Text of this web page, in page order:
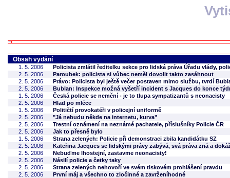
Obsah vydání
1. 5. 2006
Policista zmlátil ředitelku sekce pro lidská práva Úřadu vlády,
2. 5. 2006
Paroubek: policista si vůbec neměl dovolit takto zasáhnout
2. 5. 2006
Právo: Policista byl ještě večer postaven mimo službu, tvrdí
2. 5. 2006
Bublan: Inspekce možná vyšetří incident s Jacques do konce
1. 5. 2006
Česká policie se nemění - je to tlupa sympatizantů s neonacisty
2. 5. 2006
Hlad po mléce
1. 5. 2006
Političtí provokatéři v policejní uniformě
2. 5. 2006
"Já nebudu někde na internetu, kurva"
2. 5. 2006
Trestní oznámení na neznámé pachatele, příslušníky Policie ČR
2. 5. 2006
Jak to přesně bylo
1. 5. 2006
Strana zelených: Policie při demonstraci zbila kandidátku SZ
2. 5. 2006
Kateřina Jacques se lidskými právy zabývá, svá práva zná a
2. 5. 2006
Nebuďme lhostejní, zastavme neonacisty!
2. 5. 2006
Násilí policie a četky taky
2. 5. 2006
Strana zelených nehovoří ve svém tiskovém prohlášení pravdu
2. 5. 2006
První máj a všechno to zločinné a zavrženíhodné